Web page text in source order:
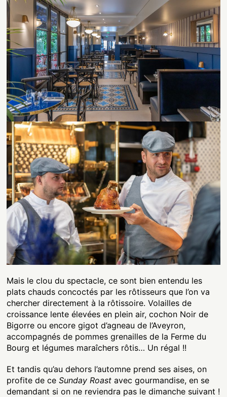
Mais le clou du spectacle, ce sont bien entendu les
plats chauds concoctés par les rôtisseurs que l’on va
chercher directement à la rôtissoire. Volailles de
croissance lente élevées en plein air, cochon Noir de
Bigorre ou encore gigot d’agneau de l’Aveyron,
accompagnés de pommes grenailles de la Ferme du
Bourg et légumes maraîchers rôtis… Un régal !!
Et tandis qu’au dehors l’automne prend ses aises, on
profite de ce Sunday Roastavec gourmandise, en se
demandant si on ne reviendra pas le dimanche suivant !